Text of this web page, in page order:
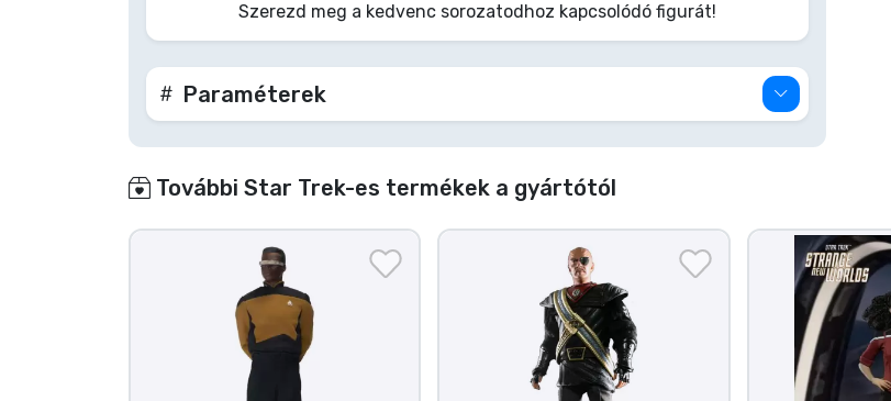
Szerezd meg a kedvenc sorozatodhoz kapcsolódó figurát!
Paraméterek
További Star Trek-es termékek a gyártótól